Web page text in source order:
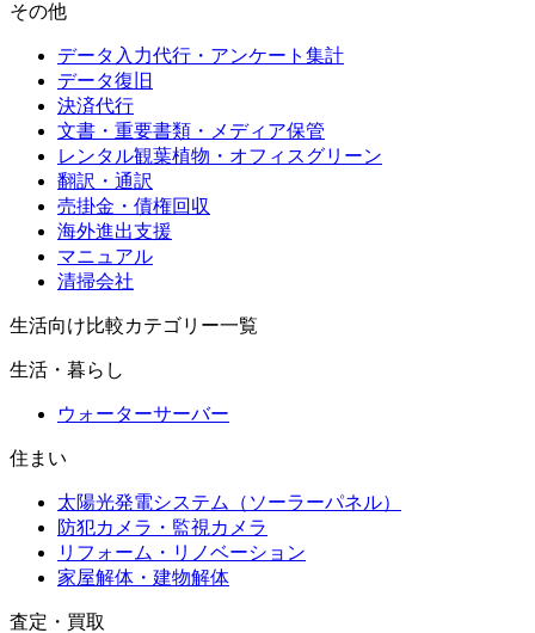
その他
データ入力代行・アンケート集計
データ復旧
決済代行
文書・重要書類・メディア保管
レンタル観葉植物・オフィスグリーン
翻訳・通訳
売掛金・債権回収
海外進出支援
マニュアル
清掃会社
生活向け比較カテゴリー一覧
生活・暮らし
ウォーターサーバー
住まい
太陽光発電システム（ソーラーパネル）
防犯カメラ・監視カメラ
リフォーム・リノベーション
家屋解体・建物解体
査定・買取